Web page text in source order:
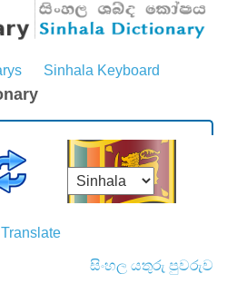
Sinhala Keyboard
Translate
සිංහල යතුරු පුවරුව